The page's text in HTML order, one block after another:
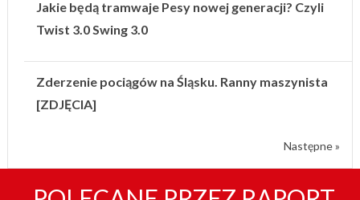
Jakie będą tramwaje Pesy nowej generacji? Czyli
Twist 3.0 Swing 3.0
Zderzenie pociągów na Śląsku. Ranny maszynista
[ZDJĘCIA]
Następne »